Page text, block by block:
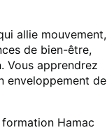
allie mouvement,
de bien-être,
Vous apprendrez
enveloppement de
Hamac